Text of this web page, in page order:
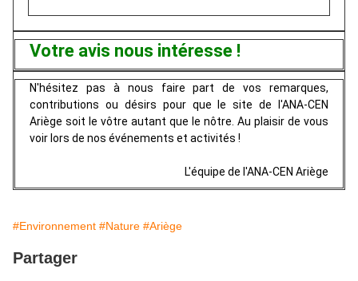
Votre avis nous intéresse !
N'hésitez pas à nous faire part de vos remarques,
contributions ou désirs pour que le site de l'ANA-CEN
Ariège soit le vôtre autant que le nôtre. Au plaisir de vous
voir lors de nos événements et activités !
L'équipe de l'ANA-CEN Ariège
#Environnement #Nature #Ariège
Partager